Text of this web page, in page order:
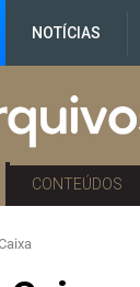
NOTÍCIAS
CONTEÚDOS